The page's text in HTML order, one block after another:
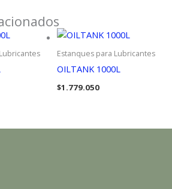
Estanques para Lubricantes
OILTANK 1000L
$1.779.050